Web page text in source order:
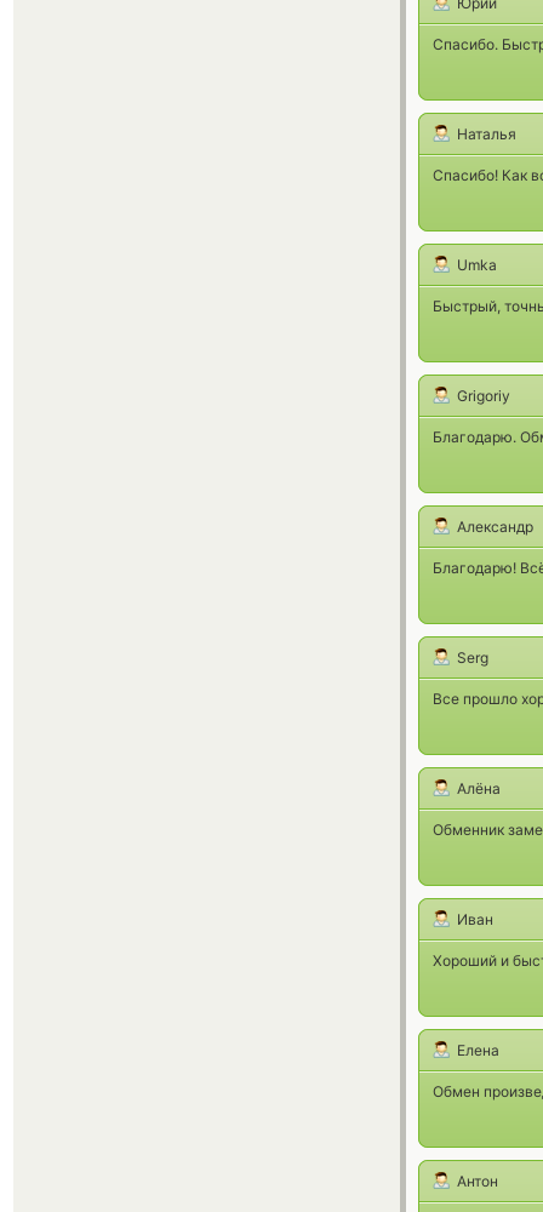
Спасибо.
Наталья
Спасибо! Как
Umka
Быстрый,
Grigoriy
Благодарю.
Александр
Благодарю!
Serg
Все прошло
Алёна
Обменник
Иван
Хороший и
Елена
Обмен
Антон